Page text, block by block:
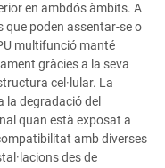
en ambdós àmbits. A
poden assentar-se o
multifunció manté
gràcies a la seva
cel·lular. La
la degradació del
quan està exposat a
amb diverses
des de